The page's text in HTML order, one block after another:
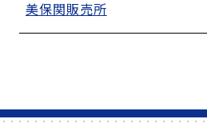
美保関販売所